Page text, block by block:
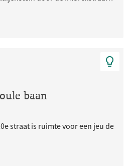
baan
straat is ruimte voor een jeu de